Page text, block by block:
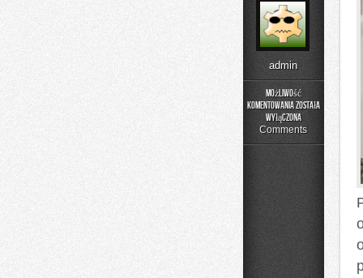
admin
Możliwość
komentowania
Reklama
Płatna
(SEM
została
wyłączona
Comments